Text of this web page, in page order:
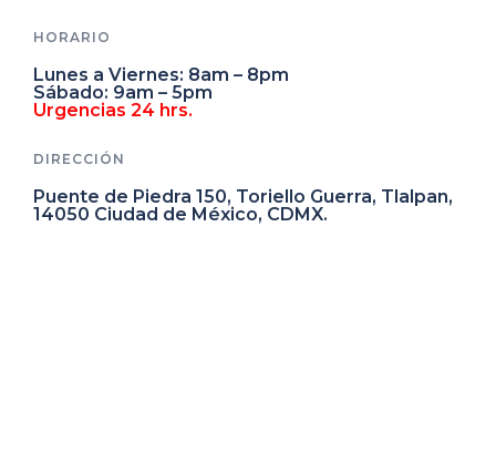
HORARIO
Lunes a Viernes: 8am – 8pm
Sábado: 9am – 5pm
Urgencias 24 hrs.
DIRECCIÓN
Puente de Piedra 150, Toriello Guerra, Tlalpan,
14050 Ciudad de México, CDMX.